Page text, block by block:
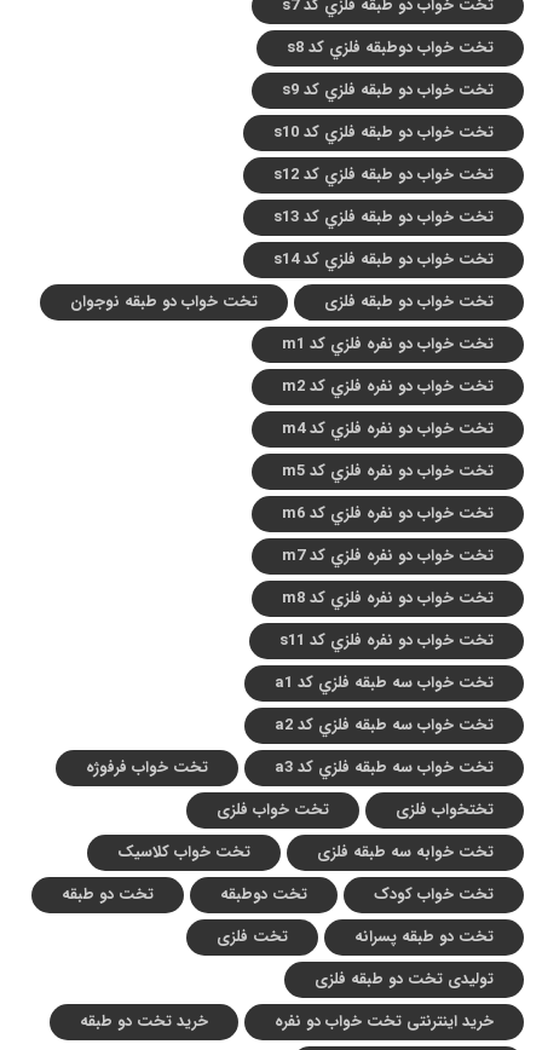
تخت خواب دو طبقه فلزي کد s7
تخت خواب دوطبقه فلزي کد s8
تخت خواب دو طبقه فلزي کد s9
تخت خواب دو طبقه فلزي کد s10
تخت خواب دو طبقه فلزي کد s12
تخت خواب دو طبقه فلزي کد s13
تخت خواب دو طبقه فلزي کد s14
تخت خواب دو طبقه فلزی
تخت خواب دو طبقه نوجوان
تخت خواب دو نفره فلزي کد m1
تخت خواب دو نفره فلزي کد m2
تخت خواب دو نفره فلزي کد m4
تخت خواب دو نفره فلزي کد m5
تخت خواب دو نفره فلزي کد m6
تخت خواب دو نفره فلزي کد m7
تخت خواب دو نفره فلزي کد m8
تخت خواب دو نفره فلزي کد s11
تخت خواب سه طبقه فلزي کد a1
تخت خواب سه طبقه فلزي کد a2
تخت خواب سه طبقه فلزي کد a3
تخت خواب فرفوژه
تختخواب فلزی
تخت خواب فلزی
تخت خوابه سه طبقه فلزی
تخت خواب کلاسیک
تخت خواب کودک
تخت دوطبقه
تخت دو طبقه
تخت دو طبقه پسرانه
تخت فلزی
تولیدی تخت دو طبقه فلزی
خرید اینترنتی تخت خواب دو نفره
خرید تخت دو طبقه